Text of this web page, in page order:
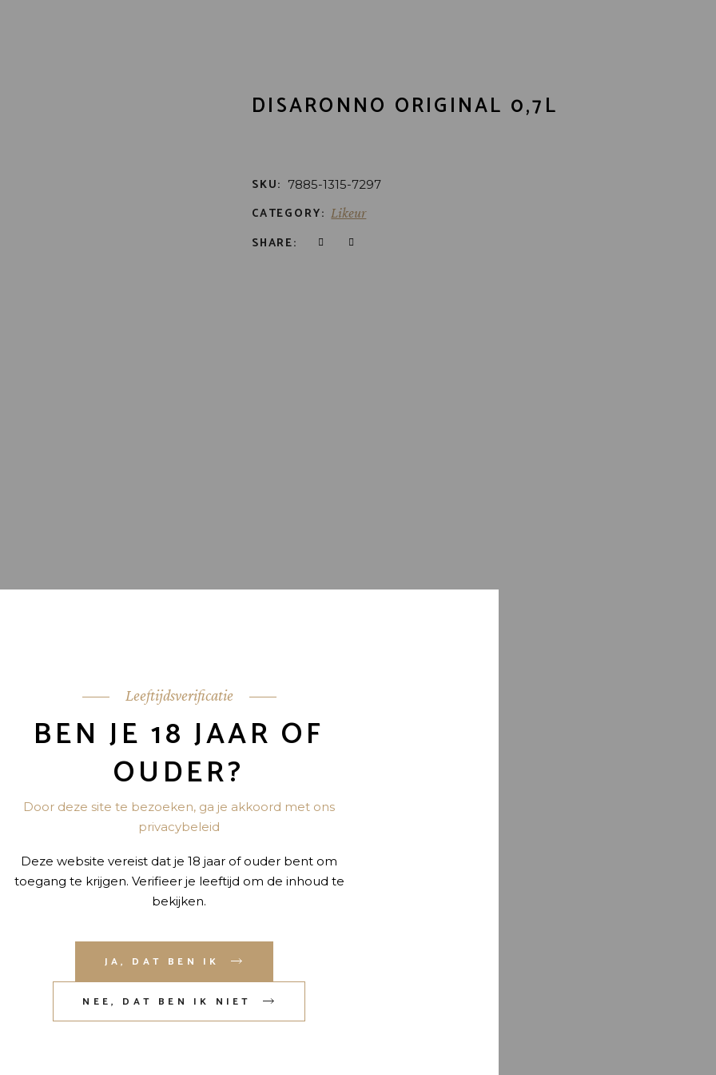
Leeftijdsverificatie
BEN JE 18 JAAR OF
OUDER?
Door deze site te bezoeken, ga je akkoord met ons
privacybeleid
Deze website vereist dat je 18 jaar of ouder bent om
toegang te krijgen. Verifieer je leeftijd om de inhoud te
bekijken.
JA, DAT BEN IK
NEE, DAT BEN IK NIET
DISARONNO ORIGINAL 0,7L
SKU: 7885-1315-7297
CATEGORY: Likeur
SHARE:
“DISARONNO ORIGINAL 0,7L” TE BEOORDELEN
Vereiste velden zijn gemarkeerd met